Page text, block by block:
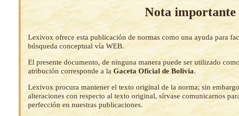
Nota importante
Lexivox ofrece esta publicación de normas como una ayuda para
búsqueda conceptual vía WEB.
El presente documento, de ninguna manera puede ser utilizado
atribución corresponde a laGaceta Oficial de Bolivia.
Lexivox procura mantener el texto original de la norma; sin
alteraciones con respecto al texto original, sírvase comunicarnos
perfección en nuestras publicaciones.